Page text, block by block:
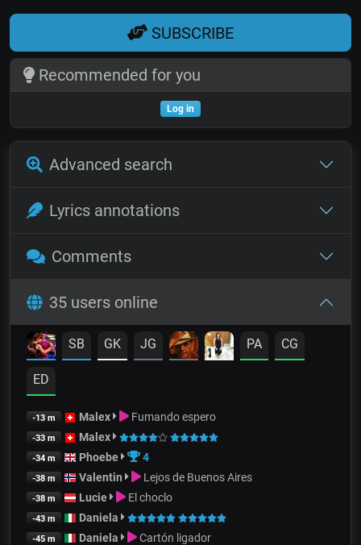
SUBSCRIBE
Recommended for you
Log in
Advanced search
Lyrics annotations
Comments
35 users online
SB GK JG PA CG
ED
-13 m Malex Fumando espero
-33 m Malex
-34 m Phoebe 4
-38 m Valentin Lejos de Buenos Aires
-38 m Lucie El choclo
-43 m Daniela
-45 m Daniela Cartón ligador